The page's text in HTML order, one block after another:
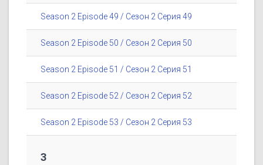
Season 2 Episode 49 / Сезон 2 Серия 49
Season 2 Episode 50 / Сезон 2 Серия 50
Season 2 Episode 51 / Сезон 2 Серия 51
Season 2 Episode 52 / Сезон 2 Серия 52
Season 2 Episode 53 / Сезон 2 Серия 53
3